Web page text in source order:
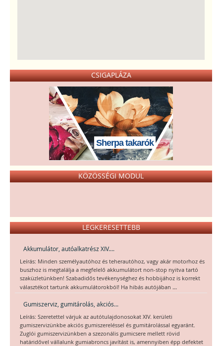
CSIGAPLÁZA
Sherpa takarók
KÖZÖSSÉGI MODUL
LEGKERESETTEBB
Akkumulátor, autóalkatrész XIV....
Leírás: Minden személyautóhoz és teherautóhoz, vagy akár motorhoz és
buszhoz is megtalálja a megfelelő akkumulátort non-stop nyitva tartó
szaküzletünkben! Szabadidős tevékenységhez és hobbijához is korrekt
választékot tartunk akkumulátorokból! Ha hibás autójában ...
Gumiszerviz, gumitárolás, akciós...
Leírás: Szeretettel várjuk az autótulajdonosokat XIV. kerületi
gumiszervizünkbe akciós gumiszereléssel és gumitárolással egyaránt.
Zuglói gumiszervizünkben a szezonális gumicsere mellett rövid
határidővel vállalunk gumiabroncs javítást is, amennyiben épp defektet